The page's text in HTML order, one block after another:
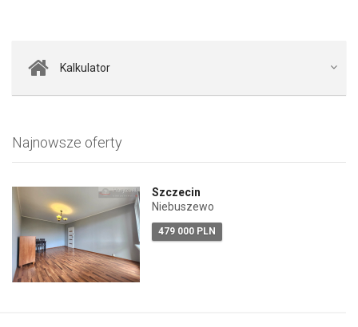
Kalkulator
Najnowsze oferty
Szczecin
Niebuszewo
479 000 PLN